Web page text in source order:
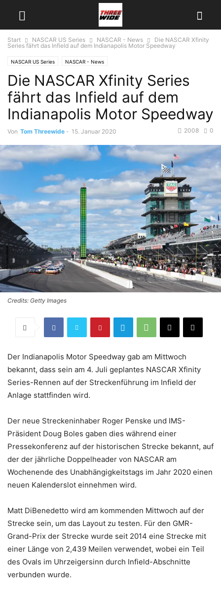
Start NASCAR US Series NASCAR - News
Die NASCAR Xfinity
Series fährt das Infield auf dem Indianapolis Motor Speedway
NASCAR US Series NASCAR - News
Die NASCAR Xfinity Series
fährt das Infield auf dem
Indianapolis Motor Speedway
Von Tom Threewide - 15. Januar 2020 0
2008
Credits: Getty Images
Der Indianapolis Motor Speedway gab am Mittwoch
bekannt, dass sein am 4. Juli geplantes NASCAR Xfinity
Series-Rennen auf der Streckenführung im Infield der
Anlage stattfinden wird.
Der neue Streckeninhaber Roger Penske und IMS-
Präsident Doug Boles gaben dies während einer
Pressekonferenz auf der historischen Strecke bekannt, auf
der der jährliche Doppelheader von NASCAR am
Wochenende des Unabhängigkeitstags im Jahr 2020 einen
neuen Kalenderslot einnehmen wird.
Matt DiBenedetto wird am kommenden Mittwoch auf der
Strecke sein, um das Layout zu testen. Für den GMR-
Grand-Prix der Strecke wurde seit 2014 eine Strecke mit
einer Länge von 2,439 Meilen verwendet, wobei ein Teil
des Ovals im Uhrzeigersinn durch Infield-Abschnitte
verbunden wurde.